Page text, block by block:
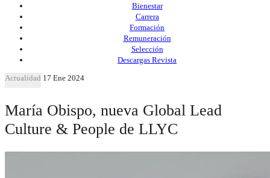
Bienestar
Carrera
Formación
Remuneración
Selección
Descargas Revista
Actualidad 17 Ene 2024
María Obispo, nueva Global Lead
Culture & People de LLYC